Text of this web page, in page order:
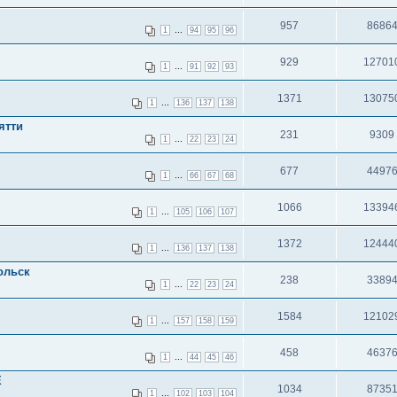
1 94 95 96 957 86864
1 91 92 93 929
1 136 137 138 1371
1 22 23 24 231 9309
1 66 67 68 677 44976
1 105 106 107 1066
1 136 137 138 1372
1 22 23 24 238 33894
1 157 158 159 1584
1 44 45 46 458 46376
1 102 103 104 1034 87351